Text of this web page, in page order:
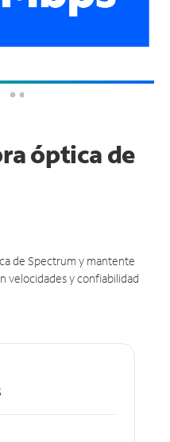
óptica de
de Spectrum y mantente
velocidades y confiabilidad